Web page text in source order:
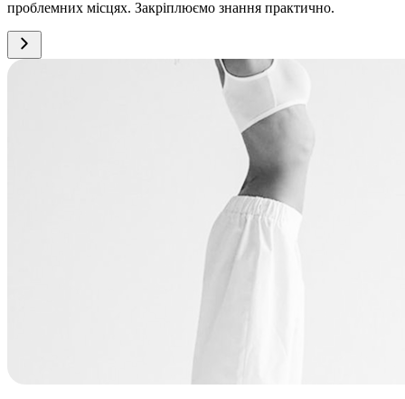
проблемних місцях. Закріплюємо знання практично.